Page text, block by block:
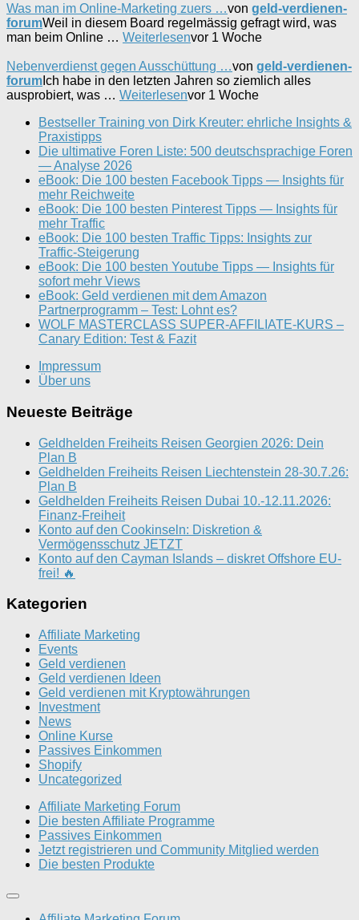
Was man im Online-Marketing zuers …von geld-verdienen-
forumWeil in diesem Board regelmässig gefragt wird, was
man beim Online … Weiterlesenvor 1 Woche
Nebenverdienst gegen Ausschüttung …von geld-verdienen-
forum Ich habe in den letzten Jahren so ziemlich alles
ausprobiert, was … Weiterlesenvor 1 Woche
Bestseller Training von Dirk Kreuter: ehrliche Insights &
Praxistipps
Die ultimative Foren Liste: 500 deutschsprachige Foren
— Analyse 2026
eBook: Die 100 besten Facebook Tipps — Insights für
mehr Reichweite
eBook: Die 100 besten Pinterest Tipps — Insights für
mehr Traffic
eBook: Die 100 besten Traffic Tipps: Insights zur
Traffic-Steigerung
eBook: Die 100 besten Youtube Tipps — Insights für
sofort mehr Views
eBook: Geld verdienen mit dem Amazon
Partnerprogramm – Test: Lohnt es?
WOLF MASTERCLASS SUPER-AFFILIATE-KURS –
Canary Edition: Test & Fazit
Impressum
Über uns
Neueste Beiträge
Geldhelden Freiheits Reisen Georgien 2026: Dein
Plan B
Geldhelden Freiheits Reisen Liechtenstein 28-30.7.26:
Plan B
Geldhelden Freiheits Reisen Dubai 10.-12.11.2026:
Finanz-Freiheit
Konto auf den Cookinseln: Diskretion &
Vermögensschutz JETZT
Konto auf den Cayman Islands – diskret Offshore EU-
frei! 🔥
Kategorien
Affiliate Marketing
Events
Geld verdienen
Geld verdienen Ideen
Geld verdienen mit Kryptowährungen
Investment
News
Online Kurse
Passives Einkommen
Shopify
Uncategorized
Affiliate Marketing Forum
Die besten Affiliate Programme
Passives Einkommen
Jetzt registrieren und Community Mitglied werden
Die besten Produkte